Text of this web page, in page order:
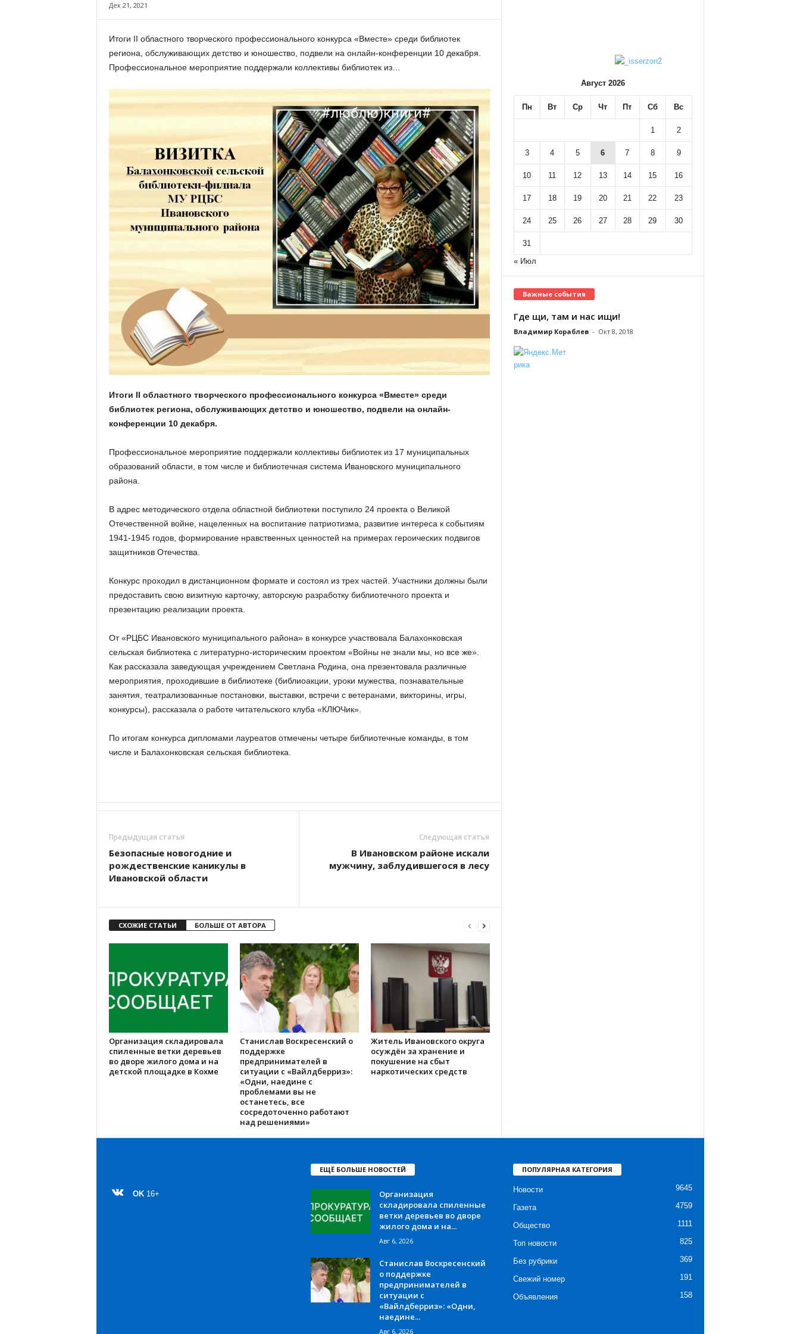
м
Дек 21, 2021
Итоги II областного творческого профессионального конкурса «Вместе» среди библиотек
региона, обслуживающих детство и юношество, подвели на онлайн-конференции 10 декабря.
Профессиональное мероприятие поддержали коллективы библиотек из…
Итоги II областного творческого профессионального конкурса «Вместе» среди
библиотек региона, обслуживающих детство и юношество, подвели на онлайн-
конференции 10 декабря.
Профессиональное мероприятие поддержали коллективы библиотек из 17 муниципальных
образований области, в том числе и библиотечная система Ивановского муниципального
района.
В адрес методического отдела областной библиотеки поступило 24 проекта о Великой
Отечественной войне, нацеленных на воспитание патриотизма, развитие интереса к событиям
1941-1945 годов, формирование нравственных ценностей на примерах героических подвигов
защитников Отечества.
Конкурс проходил в дистанционном формате и состоял из трех частей. Участники должны были
предоставить свою визитную карточку, авторскую разработку библиотечного проекта и
презентацию реализации проекта.
От «РЦБС Ивановского муниципального района» в конкурсе участвовала Балахонковская
сельская библиотека с литературно-историческим проектом «Войны не знали мы, но все же».
Как рассказала заведующая учреждением Светлана Родина, она презентовала различные
мероприятия, проходившие в библиотеке (библиоакции, уроки мужества, познавательные
занятия, театрализованные постановки, выставки, встречи с ветеранами, викторины, игры,
конкурсы), рассказала о работе читательского клуба «КЛЮЧик».
По итогам конкурса дипломами лауреатов отмечены четыре библиотечные команды, в том
числе и Балахонковская сельская библиотека.
Предыдущая статья
Безопасные новогодние и
рождественские каникулы в
Ивановской области
Следующая статья
В Ивановском районе искали
мужчину, заблудившегося в лесу
СХОЖИЕ СТАТЬИ БОЛЬШЕ ОТ АВТОРА
Организация складировала
спиленные ветки деревьев
во дворе жилого дома и на
детской площадке в Кохме
Станислав Воскресенский о
поддержке
предпринимателей в
ситуации с «Вайлдберриз»:
«Одни, наедине с
проблемами вы не
останетесь, все
сосредоточенно работают
над решениями»
Житель Ивановского округа
осуждён за хранение и
покушение на сбыт
наркотических средств
Август 2026
Пн Вт Ср Чт Пт Сб Вс
1 2
3 4 5 6 7 8 9
10 11 12 13 14 15 16
17 18 19 20 21 22 23
24 25 26 27 28 29 30
31
« Июл
Важные события
Где щи, там и нас ищи!
Владимир Кораблев - Окт 8, 2018
OK 16+
ЕЩЁ БОЛЬШЕ НОВОСТЕЙ
Организация
складировала спиленные
ветки деревьев во дворе
жилого дома и на...
Авг 6, 2026
Станислав Воскресенский
о поддержке
предпринимателей в
ситуации с
«Вайлдберриз»: «Одни,
наедине...
Авг 6, 2026
ПОПУЛЯРНАЯ КАТЕГОРИЯ
Новости 9645
Газета 4759
Общество 1111
Топ новости 825
Без рубрики 369
Свежий номер 191
Объявления 158